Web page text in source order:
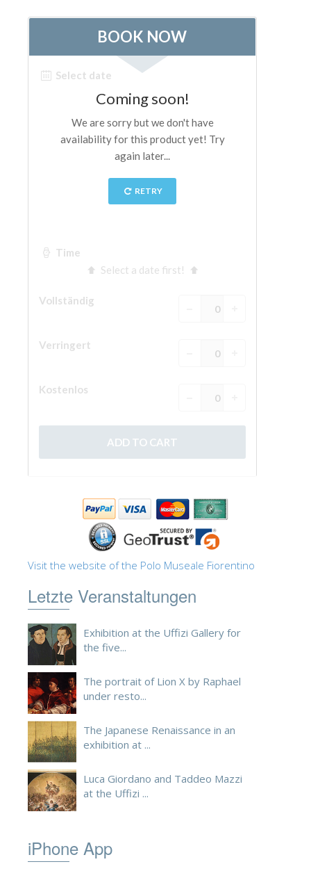
San Marco Museum
Archäologisches Museum
Opificio delle Pietre Dure
Museo Galileo
Boboli Gardens
The Arnolfo\'s tower
Vasari Corridor
Palazzo Vecchio
Visit the website of the Polo Museale Fiorentino
Letzte Veranstaltungen
Exhibition at the Uffizi Gallery for
the five...
The portrait of Lion X by Raphael
under resto...
The Japanese Renaissance in an
exhibition at ...
Luca Giordano and Taddeo Mazzi
at the Uffizi ...
iPhone App